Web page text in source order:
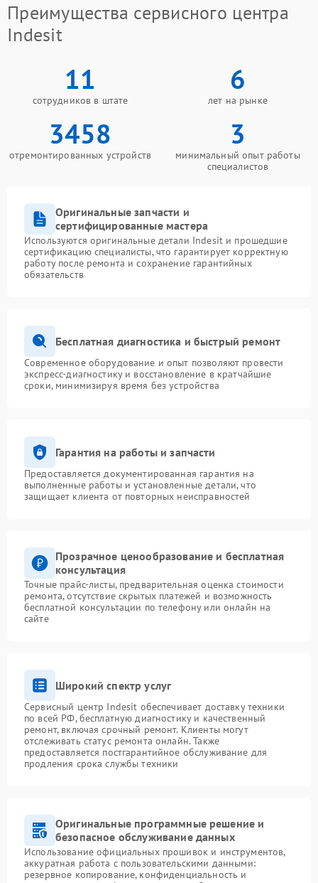
Преимущества сервисного центра
Indesit
11
сотрудников в штате
6
лет на рынке
3458
отремонтированных устройств
3
минимальный опыт работы
специалистов
Оригинальные запчасти и
сертифицированные мастера
Используются оригинальные детали Indesit и прошедшие
сертификацию специалисты, что гарантирует корректную
работу после ремонта и сохранение гарантийных
обязательств
Бесплатная диагностика и быстрый ремонт
Современное оборудование и опыт позволяют провести
экспресс-диагностику и восстановление в кратчайшие
сроки, минимизируя время без устройства
Гарантия на работы и запчасти
Предоставляется документированная гарантия на
выполненные работы и установленные детали, что
защищает клиента от повторных неисправностей
Прозрачное ценообразование и бесплатная
консультация
Точные прайс-листы, предварительная оценка стоимости
ремонта, отсутствие скрытых платежей и возможность
бесплатной консультации по телефону или онлайн на
сайте
Широкий спектр услуг
Сервисный центр Indesit обеспечивает доставку техники
по всей РФ, бесплатную диагностику и качественный
ремонт, включая срочный ремонт. Клиенты могут
отслеживать статус ремонта онлайн. Также
предоставляется постгарантийное обслуживание для
продления срока службы техники
Оригинальные программные решение и
безопасное обслуживание данных
Использование официальных прошивок и инструментов,
аккуратная работа с пользовательскими данными:
резервное копирование, конфиденциальность и